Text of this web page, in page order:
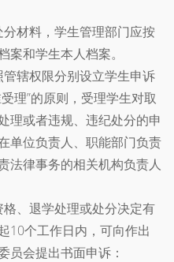
材料，学生管理部门应按
和学生本人档案。
辖权限分别设立学生申诉
理”的原则，受理学生对取
理或者违规、违纪处分的申
单位负责人、职能部门负责
法律事务的相关机构负责人
、退学处理或处分决定有
10个工作日内，可向作出
员会提出书面申诉：